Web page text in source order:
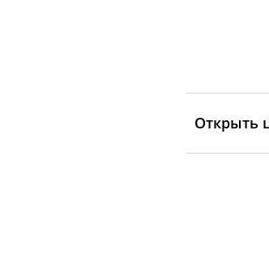
Открыть